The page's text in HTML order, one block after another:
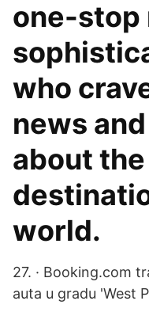
one-stop
who
news
about
world.
27. · Booking.com
auta u gradu 'West